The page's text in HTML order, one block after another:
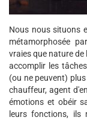
Nous nous situons
métamorphosée
vraies que nature
accomplir les
(ou ne peuvent)
chauffeur, agent
émotions et obéir
leurs fonctions, ils